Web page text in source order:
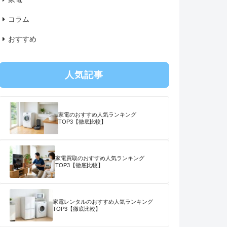
コラム
おすすめ
人気記事
家電のおすすめ人気ランキング
TOP3【徹底比較】
家電買取のおすすめ人気ランキング
TOP3【徹底比較】
家電レンタルのおすすめ人気ランキング
TOP3【徹底比較】